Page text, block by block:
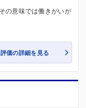
の意味では働きがいが
評価の詳細を見る